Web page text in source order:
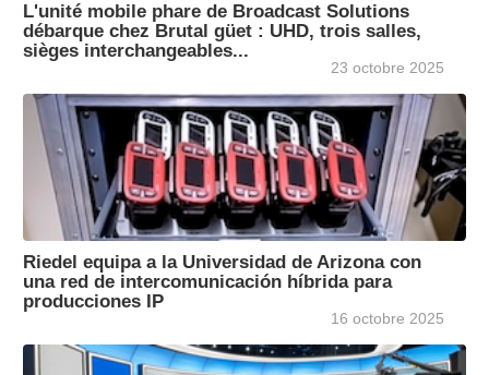
L'unité mobile phare de Broadcast Solutions
débarque chez Brutal güet : UHD, trois salles,
sièges interchangeables...
23 octobre 2025
Riedel equipa a la Universidad de Arizona con
una red de intercomunicación híbrida para
producciones IP
16 octobre 2025